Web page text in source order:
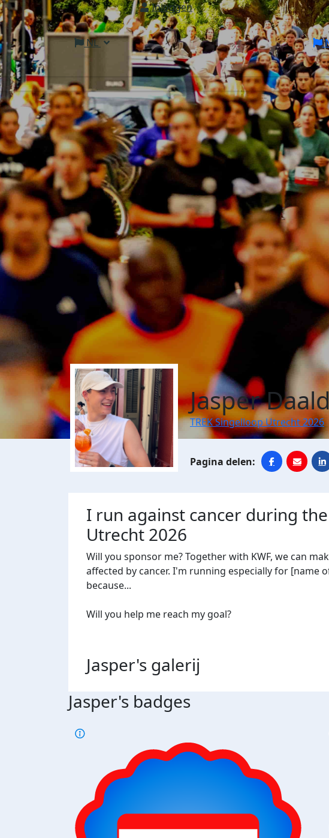
Inloggen
NL
Jasper
TREK Singelloop Utrecht 2026
I run against cancer during the
Utrecht 2026
Will you sponsor me? Together with KWF, we can
affected by cancer. I'm running especially for [name
because...
Will you help me reach my goal?
Jasper's galerij
Jasper's badges